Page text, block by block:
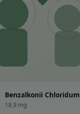
Benzalkonii Chloridum
18,9 mg